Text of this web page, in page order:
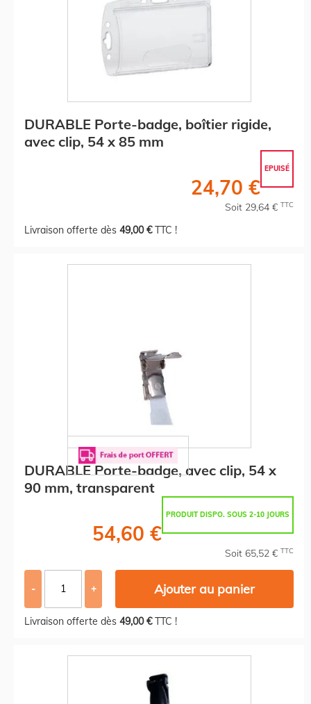
DURABLE Porte-badge, boîtier rigide,
avec clip, 54 x 85 mm
EPUISÉ
24,70 €
Soit 29,64 € TTC
Livraison offerte dès 49,00 €TTC !
DURABLE Porte-badge, avec clip, 54 x
90 mm, transparent
PRODUIT DISPO. SOUS 2-10 JOURS
54,60 €
Soit 65,52 € TTC
- + Ajouter au panier
Livraison offerte dès 49,00 €TTC !